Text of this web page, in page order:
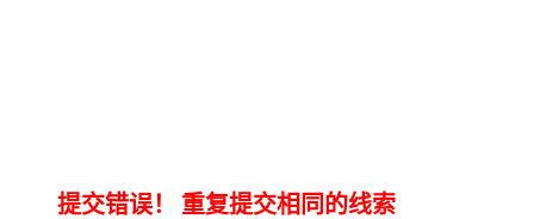
提交错误！ 重复提交相同的线索